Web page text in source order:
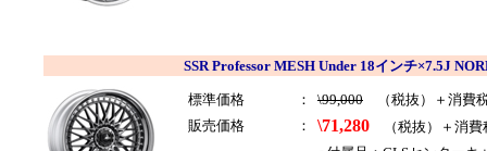
SSR Professor MESH Under 18インチ×7.5J
標準価格 ： \99,000 （税抜）＋消費
販売価格
： \71,280 （税抜）＋消費